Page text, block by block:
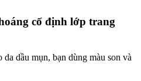
cố định lớp trang
dầu mụn, bạn dùng màu son và